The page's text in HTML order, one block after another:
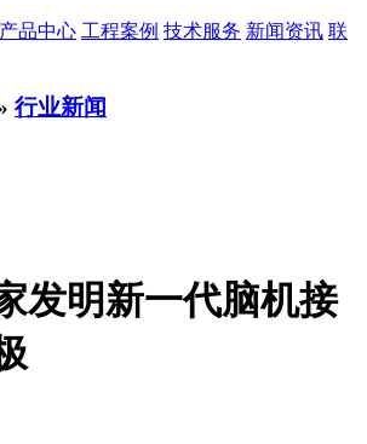
产品中心 工程案例 技术服务 新闻资讯 联
行业新闻
发明新一代脑机接